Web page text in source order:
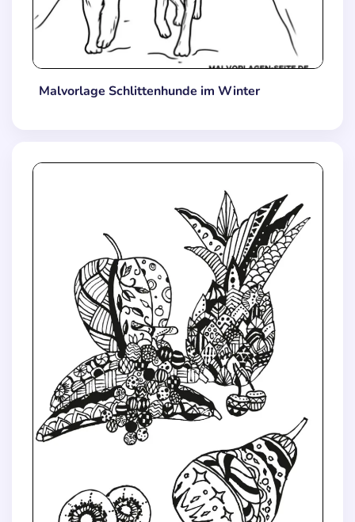
Malvorlage Schlittenhunde im Winter